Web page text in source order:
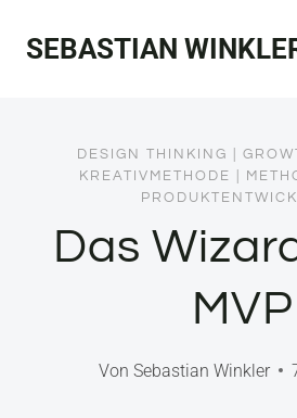
InhaltSEBASTIAN
DESIGN THINKING
KREATIVMETHODE
Das
MVP
Von Sebastian Winkler